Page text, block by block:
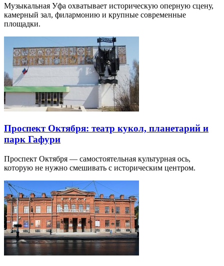
Музыкальная Уфа охватывает историческую оперную сцену,
камерный зал, филармонию и крупные современные
площадки.
Проспект Октября: театр кукол, планетарий и
парк Гафури
Проспект Октября — самостоятельная культурная ось,
которую не нужно смешивать с историческим центром.